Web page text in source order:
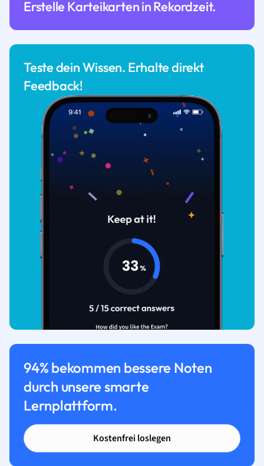
Erstelle Karteikarten in Rekordzeit.
Teste dein Wissen. Erhalte direkt
Feedback!
94% bekommen bessere Noten
durch unsere smarte
Lernplattform.
Kostenfrei loslegen